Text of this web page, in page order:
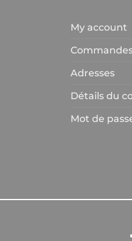
My account
Adresses
Détails du
Mot de